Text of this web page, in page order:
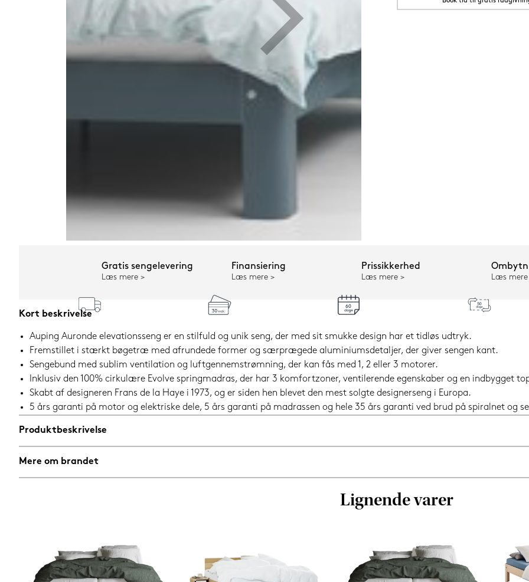
Gratis sengelevering
Læs mere
Finansiering
Læs mere
Prissikkerhed
Læs mere Læs mere
Kort beskrivelse
Auping Auronde elevationsseng er en stilfuld og unik seng, der med sit smukke design har et tidløs udtryk.
Fremstillet i stærkt bøgetræ med afrundede former og særprægede aluminiumsdetaljer, der giver sengen kant.
Sengebund med sublim ventilation og luftgennemstrømning, der kan fås med 1, 2 eller 3 motorer.
Inklusiv den 100% cirkulære Evolve springmadras, der har 3 komfortzoner, ventilerende egenskaber og en indbygget
Skabt af designeren Frans de la Haye i 1973, og er siden hen blevet den mest solgte designerseng i Europa.
5 års garanti på motor og elektriske dele, 5 års garanti på madrassen og hele 35 års garanti ved brud på spiralnet og
Produktbeskrivelse
Mere om brandet
Lignende varer